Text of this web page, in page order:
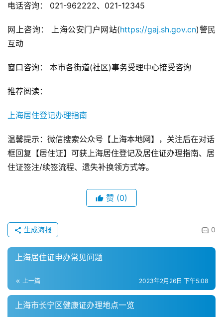
电话咨询： 021-962222、021-12345
网上咨询： 上海公安门户网站(https://gaj.sh.gov.cn)警民
互动
窗口咨询： 本市各街道(社区)事务受理中心接受咨询
推荐阅读：
上海居住登记办理指南
温馨提示：微信搜索公众号【上海本地网】，关注后在对话
框回复【居住证】可获上海居住登记及居住证办理指南、居
住证签注/续签流程、遗失补换领方式等。
赞 (0)
0
生成海报
上海居住证申办常见问题
上一篇 2023年2月26日 下午5:08
上海市长宁区健康证办理地点一览